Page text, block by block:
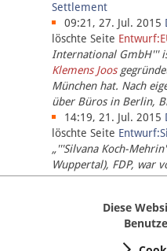
ImpressumSettlement
09:21, 27. Jul. 2015
löschte Seite
International GmbH'''
Klemens Joos
München hat. Nach
über Büros in Berlin,
14:19, 21. Jul. 2015
löschte Seite
„'''Silvana Koch-
Wuppertal), FDP, war
Europäischen
Diese